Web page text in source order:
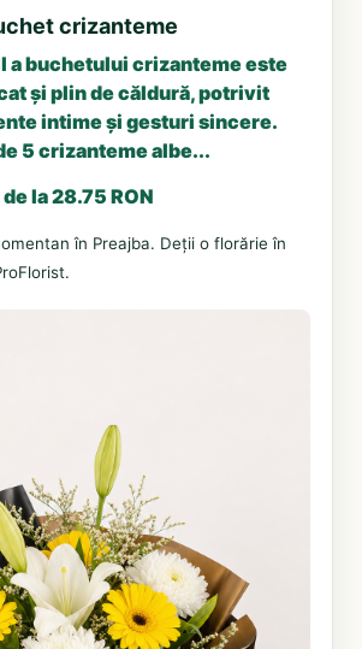
crizanteme
a buchetului crizanteme este
și plin de căldură, potrivit
intime și gesturi sincere.
5 crizanteme albe...
de la 28.75 RON
în Preajba. Deții o florărie în